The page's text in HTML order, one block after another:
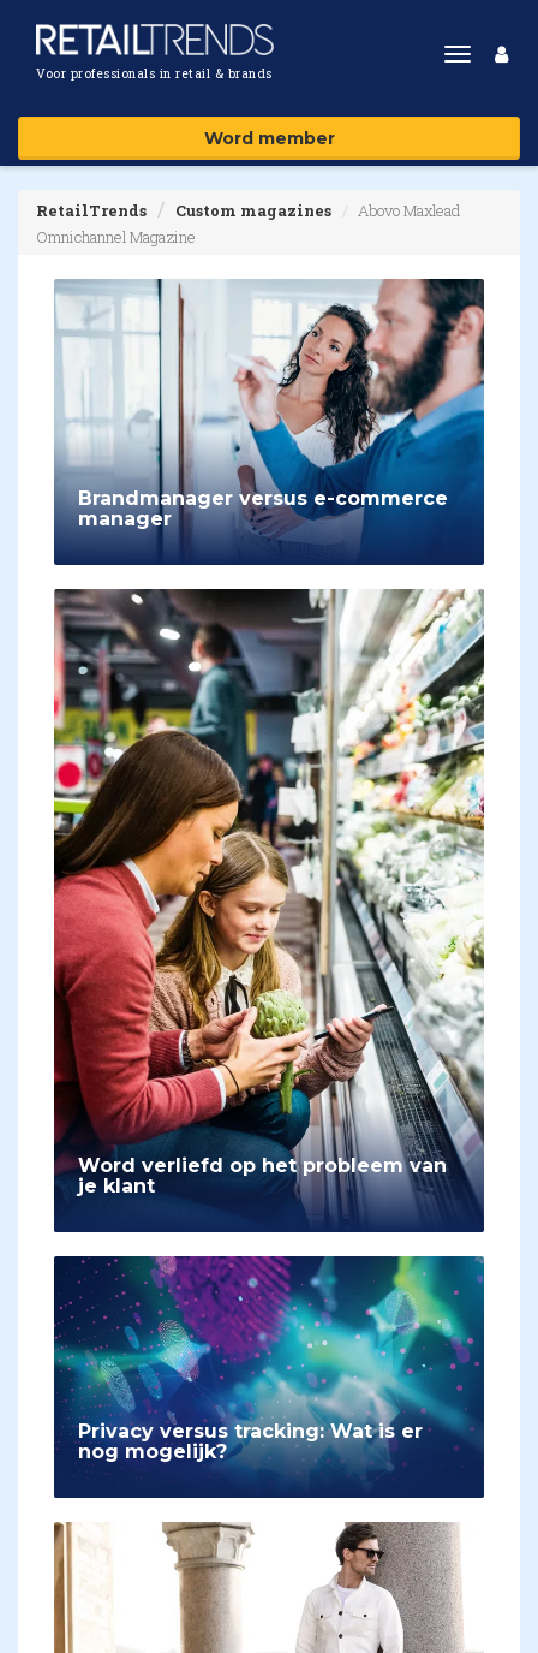
Voor professionals in retail & brands
Toggle
Word member
RetailTrends Custom magazines
Abovo Maxlead
Omnichannel Magazine
Brandmanager versus e-commerce
manager
Word verliefd op het probleem van
je klant
Privacy versus tracking: Wat is er
nog mogelijk?